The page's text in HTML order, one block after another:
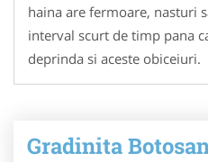
haina are fermoare, nasturi
interval scurt de timp pana
deprinda si aceste obiceiuri.
Gradinita